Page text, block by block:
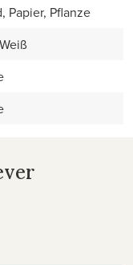
Papier, Pflanze